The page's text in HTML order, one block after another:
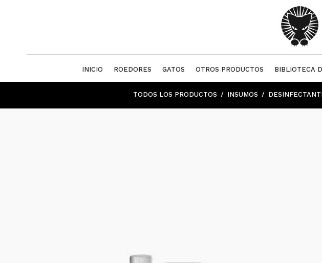
INICIO ROEDORES GATOS OTROS PRODUCTOS BIBLIOTECA
TODOS LOS PRODUCTOS INSUMOS